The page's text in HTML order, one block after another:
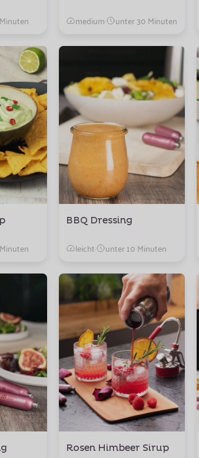
medium· unter 30 Minuten
BBQ Dressing
leicht· unter 10 Minuten
Rosen Himbeer Sirup